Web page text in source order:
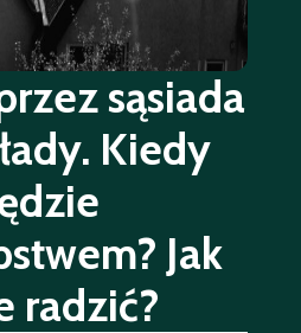
sąsiada
Kiedy
Jak
radzić?